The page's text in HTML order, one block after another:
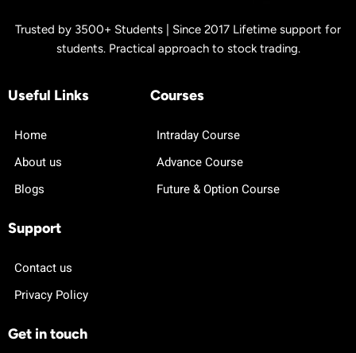
Trusted by 3500+ Students | Since 2017 Lifetime support for
students. Practical approach to stock trading.
Useful Links
Home
About us
Blogs
Courses
Intraday Course
Advance Course
Future & Option Course
Support
Contact us
Privacy Policy
Get in touch